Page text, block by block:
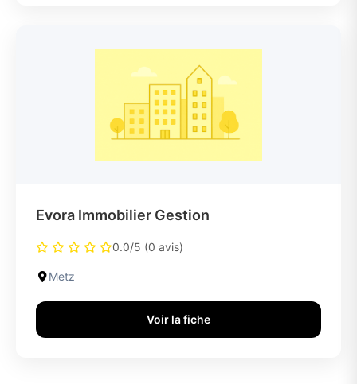
Evora Immobilier Gestion
0.0/5 (0 avis)
Metz
Voir la fiche